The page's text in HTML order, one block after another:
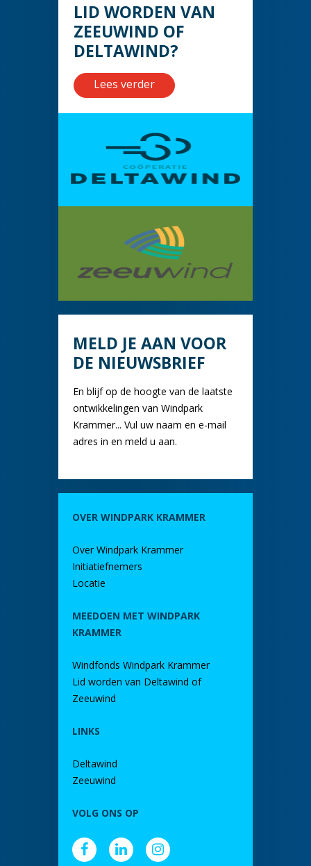
LID WORDEN VAN
ZEEUWIND OF
DELTAWIND?
Lees verder
MELD JE AAN VOOR
DE NIEUWSBRIEF
En blijf op de hoogte van de laatste
ontwikkelingen van Windpark
Krammer... Vul uw naam en e-mail
adres in en meld u aan.
OVER WINDPARK KRAMMER
Over Windpark Krammer
Initiatiefnemers
Locatie
MEEDOEN MET WINDPARK
KRAMMER
Windfonds Windpark Krammer
Lid worden van Deltawind of
Zeeuwind
LINKS
Deltawind
Zeeuwind
VOLG ONS OP